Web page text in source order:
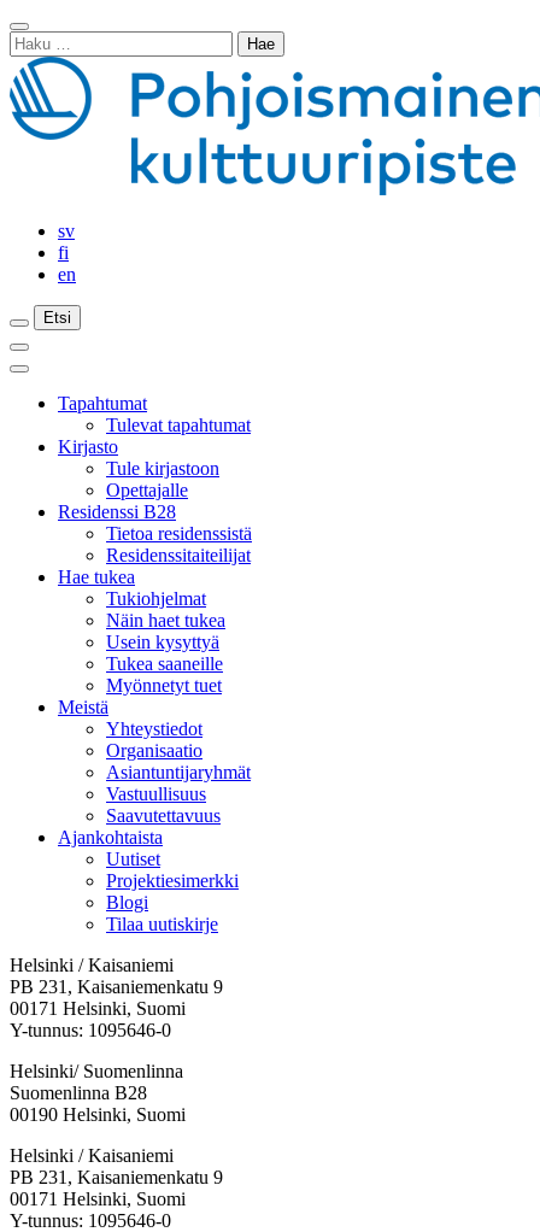
Siirry
sisältöön
Sulje
haku
Haku:
sv
fi
en
Etsi
Etsi
Etsi
Päävalikko
Sulje
päävalikkoTapahtumat
Tulevat tapahtumat
Kirjasto
Tule kirjastoon
Opettajalle
Residenssi B28
Tietoa residenssistä
Residenssitaiteilijat
Hae tukea
Tukiohjelmat
Näin haet tukea
Usein kysyttyä
Tukea saaneille
Myönnetyt tuet
Meistä
Yhteystiedot
Organisaatio
Asiantuntijaryhmät
Vastuullisuus
Saavutettavuus
Ajankohtaista
Uutiset
Projektiesimerkki
Blogi
Tilaa uutiskirje
Helsinki / Kaisaniemi
PB 231, Kaisaniemenkatu 9
00171 Helsinki, Suomi
Y-tunnus: 1095646-0
Helsinki/ Suomenlinna
Suomenlinna B28
00190 Helsinki, Suomi
Facebook:
Avataan
uuteen
välilehteen
Instagram:
Avataan
uuteen
välilehteen
TikTok:
Avataan
uuteen
välilehteen
Youtube:
Avataan
uuteen
välilehteen
Vimeo:
Avataan
uuteen
välilehteen
Helsinki / Kaisaniemi
PB 231, Kaisaniemenkatu 9
00171 Helsinki, Suomi
Y-tunnus: 1095646-0